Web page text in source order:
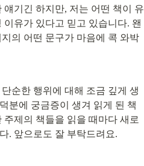
기긴 하지만, 저는 어떤 책이 유
유가 있다고 믿고 있습니다. 왠
의 어떤 문구가 마음에 콕 와박
순한 행위에 대해 조금 깊게 생
분에 궁금증이 생겨 읽게 된 책
제의 책들을 읽을 때마다 새로
. 앞으로도 잘 부탁드려요.